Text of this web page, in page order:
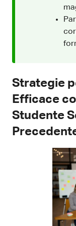
Strategie
Efficace
Studente